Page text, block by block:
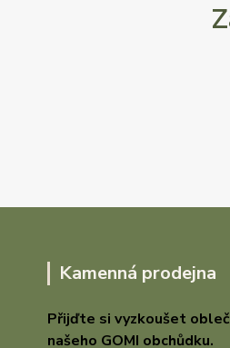
Kamenná prodejna
Přijďte si vyzkoušet
našeho GOMI obchůdku.